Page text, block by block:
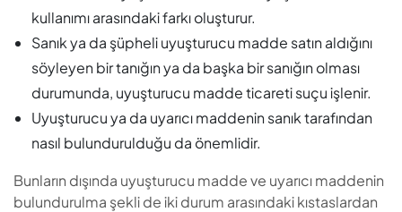
kullanımı arasındaki farkı oluşturur.
Sanık ya da şüpheli uyuşturucu madde satın aldığını
söyleyen bir tanığın ya da başka bir sanığın olması
durumunda, uyuşturucu madde ticareti suçu işlenir.
Uyuşturucu ya da uyarıcı maddenin sanık tarafından
nasıl bulundurulduğu da önemlidir.
Bunların dışında uyuşturucu madde ve uyarıcı maddenin
bulundurulma şekli de iki durum arasındaki kıstaslardan